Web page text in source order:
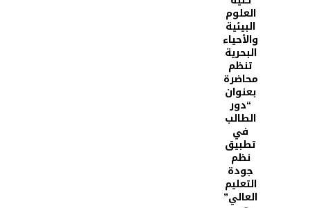
العلوم
البيئية
والأحياء
البحرية
تنظم
محاضرة
بعنوان
“دور
الطالب
في
تطبيق
نظم
جودة
التعليم
العالي”